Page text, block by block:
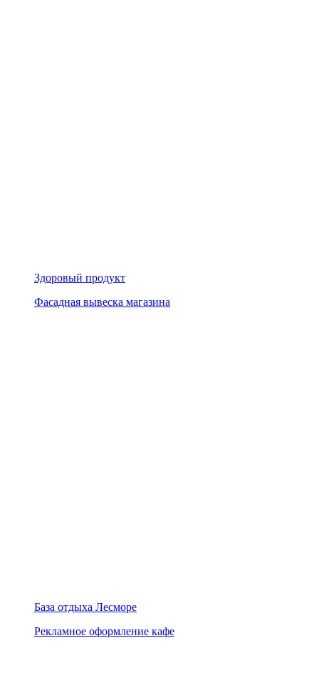
Здоровый продукт
Фасадная вывеска магазина
База отдыха Лесморе
Рекламное оформление кафе